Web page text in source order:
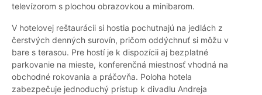
televízorom s plochou obrazovkou a minibarom.
V hotelovej reštaurácii si hostia pochutnajú na jedlách z
čerstvých denných surovín, pričom oddýchnuť si môžu v
bare s terasou. Pre hostí je k dispozícii aj bezplatné
parkovanie na mieste, konferenčná miestnosť vhodná na
obchodné rokovania a práčovňa. Poloha hotela
zabezpečuje jednoduchý prístup k divadlu Andreja